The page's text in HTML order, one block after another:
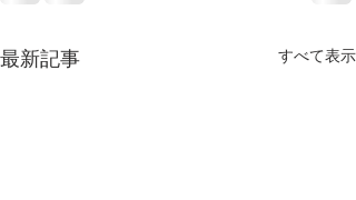
最新記事 すべて表示